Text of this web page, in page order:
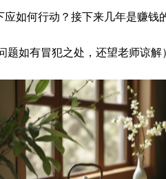
如何行动？接下来几年是赚
如有冒犯之处，还望老师谅解